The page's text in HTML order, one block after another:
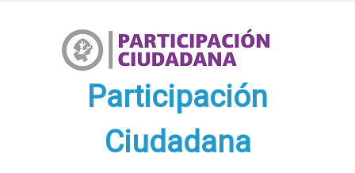
Participación
Ciudadana